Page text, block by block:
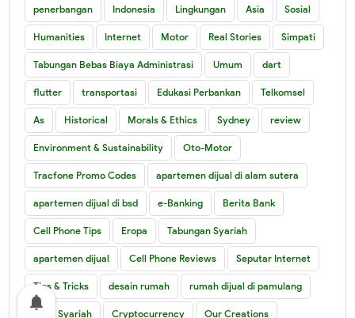
penerbangan Indonesia Lingkungan Asia Sosial
Humanities Internet Motor Real Stories Simpati
Tabungan Bebas Biaya Administrasi Umum dart
flutter transportasi Edukasi Perbankan Telkomsel
As Historical Morals & Ethics Sydney review
Environment & Sustainability Oto-Motor
Tracfone Promo Codes apartemen dijual di alam sutera
apartemen dijual di bsd e-Banking Berita Bank
Cell Phone Tips Eropa Tabungan Syariah
apartemen dijual Cell Phone Reviews Seputar Internet
Tips & Tricks desain rumah rumah dijual di pamulang
Bank Syariah Cryptocurrency Our Creations
notifications